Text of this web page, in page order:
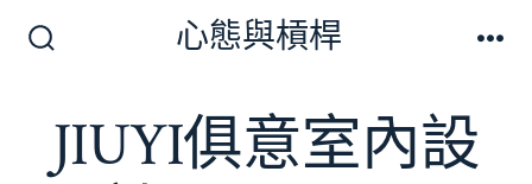
換
開
心態與槓桿
JIUYI俱意室內設